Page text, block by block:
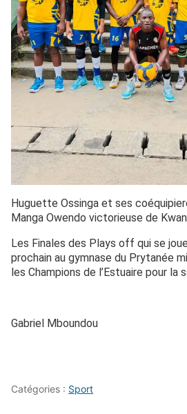
Huguette Ossinga et ses
Manga Owendo victorieuse de
Les Finales des Plays off qui se
prochain au gymnase du Prytanée
les Champions de l’Estuaire pour la
Gabriel Mboundou
Catégories : Sport